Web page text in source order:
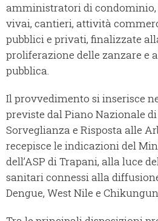
amministratori di
vivai, cantieri, attività
pubblici e privati, finalizzate
proliferazione delle zanzare e
pubblica.
Il provvedimento si inserisce
previste dal Piano Nazionale
Sorveglianza e Risposta alle
recepisce le indicazioni del
dell’ASP di Trapani, alla luce
sanitari connessi alla
Dengue, West Nile e